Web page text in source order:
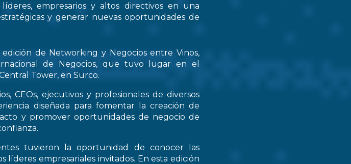
empresarios y altos directivos en una
y generar nuevas oportunidades de
de Networking y Negocios entre Vinos,
de Negocios, que tuvo lugar en el
Tower, en Surco.
CEOs, ejecutivos y profesionales de diversos
diseñada para fomentar la creación de
y promover oportunidades de negocio de
tuvieron la oportunidad de conocer las
líderes empresariales invitados. En esta edición